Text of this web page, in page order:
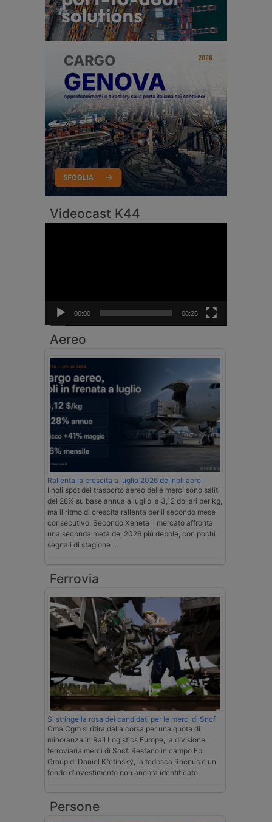
Videocast K44
00:00 08:26
Aereo
Rallenta la crescita a luglio 2026 dei noli aerei
I noli spot del trasporto aereo delle merci sono saliti
del 28% su base annua a luglio, a 3,12 dollari per kg,
ma il ritmo di crescita rallenta per il secondo mese
consecutivo. Secondo Xeneta il mercato affronta
una seconda metà del 2026 più debole, con pochi
segnali di stagione …
Ferrovia
Si stringe la rosa dei candidati per le merci di Sncf
Cma Cgm si ritira dalla corsa per una quota di
minoranza in Rail Logistics Europe, la divisione
ferroviaria merci di Sncf. Restano in campo Ep
Group di Daniel Křetínský, la tedesca Rhenus e un
fondo d’investimento non ancora identificato.
Persone